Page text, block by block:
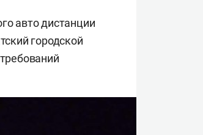
авто дистанции
городской